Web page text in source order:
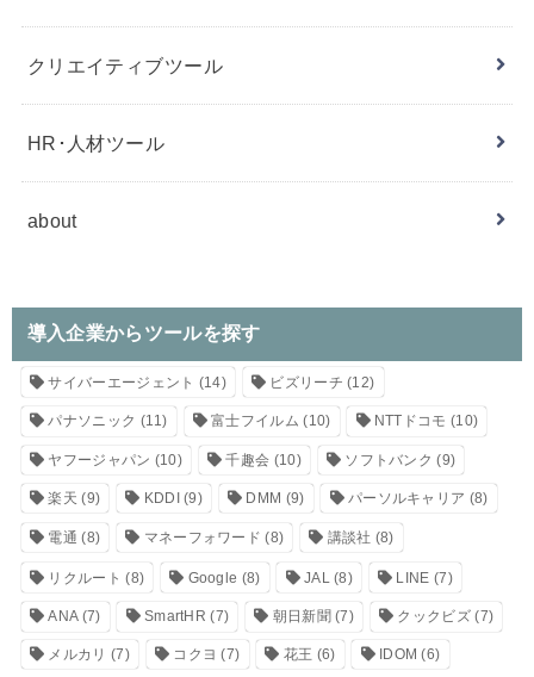
クリエイティブツール
HR･人材ツール
about
導入企業からツールを探す
サイバーエージェント (14) ビズリーチ (12)
パナソニック (11) 富士フイルム (10) NTTドコモ (10)
ヤフージャパン (10) 千趣会 (10) ソフトバンク (9)
楽天 (9) KDDI (9) DMM (9) パーソルキャリア (8)
電通 (8) マネーフォワード (8) 講談社 (8)
リクルート (8) Google (8) JAL (8) LINE (7)
ANA(7) SmartHR (7) 朝日新聞 (7) クックビズ(7)
メルカリ (7) コクヨ (7) 花王 (6) IDOM (6)